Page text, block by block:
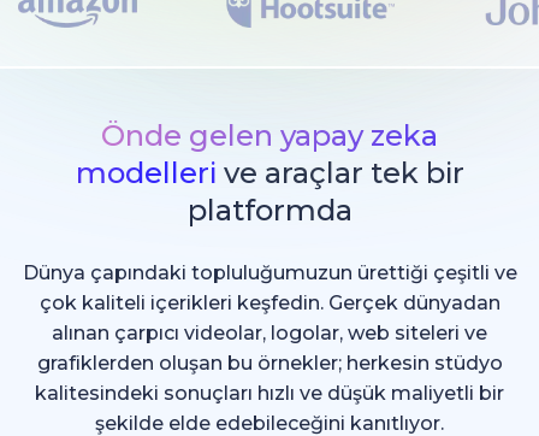
Önde gelen yapay zeka
modelleri ve araçlar tek bir
platformda
Dünya çapındaki topluluğumuzun ürettiği çeşitli ve
çok kaliteli içerikleri keşfedin. Gerçek dünyadan
alınan çarpıcı videolar, logolar, web siteleri ve
grafiklerden oluşan bu örnekler; herkesin stüdyo
kalitesindeki sonuçları hızlı ve düşük maliyetli bir
şekilde elde edebileceğini kanıtlıyor.